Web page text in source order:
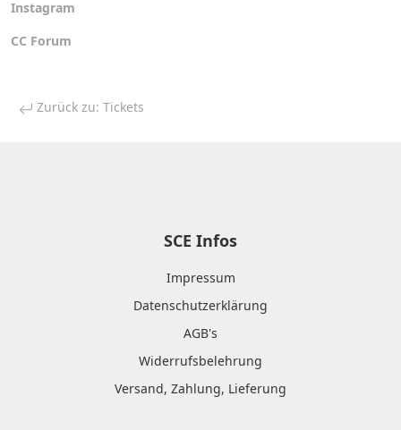
Instagram
CC Forum
Zurück zu: Tickets
SCE Infos
Impressum
Datenschutzerklärung
AGB's
Widerrufsbelehrung
Versand, Zahlung, Lieferung